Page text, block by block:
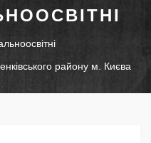
району м. Києва